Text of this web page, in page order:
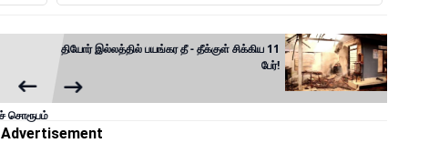
சொரூபம்
முதியோர் இல்லத்தில் பயங்கர தீ - தீக்குள் சிக்கிய 11
பேர்!
Advertisement